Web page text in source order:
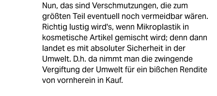
Nun, das sind Verschmutzungen, die zum
größten Teil eventuell noch vermeidbar wären.
Richtig lustig wird's, wenn Mikroplastik in
kosmetische Artikel gemischt wird; denn dann
landet es mit absoluter Sicherheit in der
Umwelt. D.h. da nimmt man die zwingende
Vergiftung der Umwelt für ein bißchen Rendite
von vornherein in Kauf.